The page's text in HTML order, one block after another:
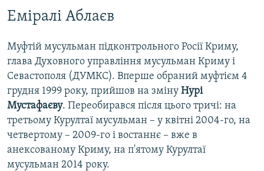
Еміралі Аблаєв
Муфтій мусульман підконтрольного Росії Криму,
глава Духовного управління мусульман Криму і
Севастополя (ДУМКС). Вперше обраний муфтієм 4
грудня 1999 року, прийшов на зміну Нурі
Мустафаєву. Переобирався після цього тричі: на
третьому Курултаї мусульман – у квітні 2004-го, на
четвертому – 2009-го і востаннє – вже в
анексованому Криму, на п'ятому Курултаї
мусульман 2014 року.